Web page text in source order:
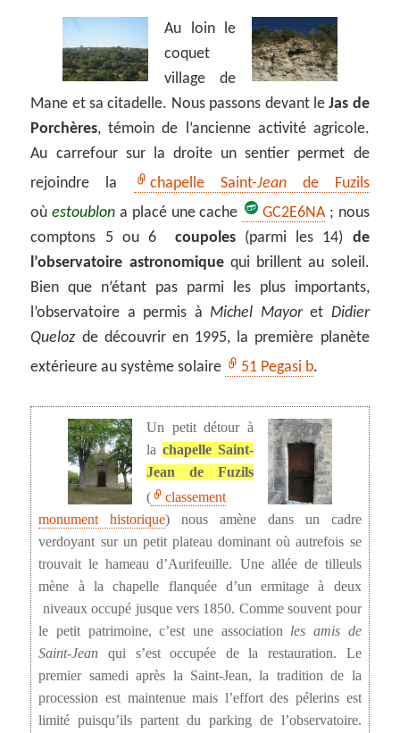
Au loin le
coquet
village de
Mane et sa citadelle. Nous passons devant leJas de
Porchères, témoin de l’ancienne activité agricole.
Au carrefour sur la droite un sentier permet de
rejoindre la
chapelle Saint-Jeande Fuzils
oùestoublon a placé une cache GC2E6NA; nous
comptons 5 ou 6 coupoles (parmi les 14) de
l’observatoire astronomiquequi brillent au soleil.
Bien que n’étant pas parmi les plus importants,
l’observatoire a permis à Michel Mayoret Didier
Queloz de découvrir en 1995, la première planète
extérieure au système solaire
51 Pegasi b.
Un petit détour à
la chapelle Saint-
Jean de Fuzils
(
classement
monument historique) nous amène dans un cadre
verdoyant sur un petit plateau dominant où autrefois se
trouvait le hameau d’Aurifeuille. Une allée de tilleuls
mène à la chapelle flanquée d’un ermitage à deux
niveaux occupé jusque vers 1850. Comme souvent pour
le petit patrimoine, c’est une association les amis de
Saint-Jean qui s’est occupée de la restauration. Le
premier samedi après la Saint-Jean, la tradition de la
procession est maintenue mais l’effort des pélerins est
limité puisqu’ils partent du parking de l’observatoire.